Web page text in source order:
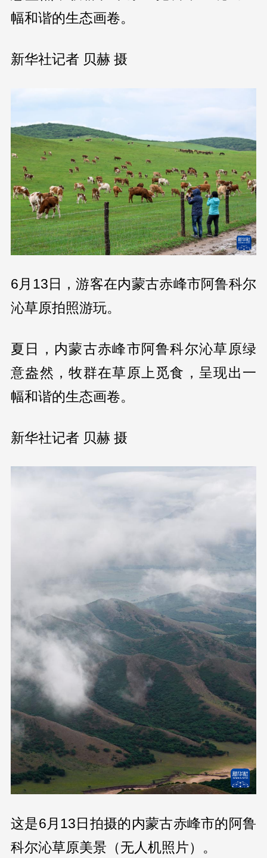
幅和谐的生态画卷。
新华社记者 贝赫 摄
6月13日，游客在内蒙古赤峰市阿鲁科尔
沁草原拍照游玩。
夏日，内蒙古赤峰市阿鲁科尔沁草原绿
意盎然，牧群在草原上觅食，呈现出一
幅和谐的生态画卷。
新华社记者 贝赫 摄
这是6月13日拍摄的内蒙古赤峰市的阿鲁
科尔沁草原美景（无人机照片）。